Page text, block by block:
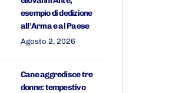
esempio di dedizione
all’Arma e al Paese
Agosto 2, 2026
Cane aggredisce tre
donne: tempestivo